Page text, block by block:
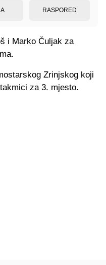
RASPORED
i Marko Čuljak za
Zrinjskog koji
za 3. mjesto.